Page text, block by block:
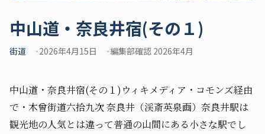
中山道・奈良井宿(その１)
街道 2026年4月15日 編集部確認 2026年4月
中山道・奈良井宿(その１)ウィキメディア・コモンズ経由
で・木曾街道六拾九次 奈良井（渓斎英泉画）奈良井駅は
観光地の人気とは違って普通の山間にある小さな駅でし